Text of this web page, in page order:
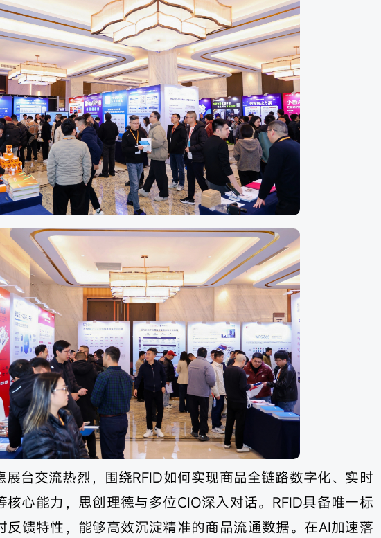
展台交流热烈，围绕RFID如何实现商品全链路数字化、实时
核心能力，思创理德与多位CIO深入对话。RFID具备唯一标
反馈特性，能够高效沉淀精准的商品流通数据。在AI加速落